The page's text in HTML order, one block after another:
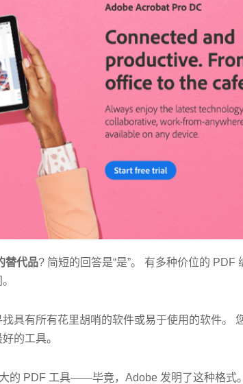
替代品? 简短的回答是“是”。 有多种价位的 PDF
具有所有花里胡哨的软件或易于使用的软件。
的工具。
的 PDF 工具——毕竟，Adobe 发明了这种格式